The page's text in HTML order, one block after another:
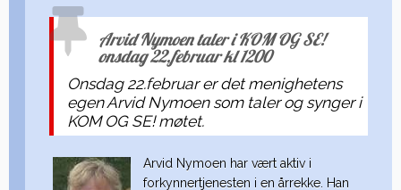
Arvid Nymoen taler i KOM OG SE!
onsdag 22.februar kl 1200
Onsdag 22.februar er det menighetens
egen Arvid Nymoen som taler og synger i
KOM OG SE! møtet.
Arvid Nymoen har vært aktiv i
forkynnertjenesten i en årrekke. Han